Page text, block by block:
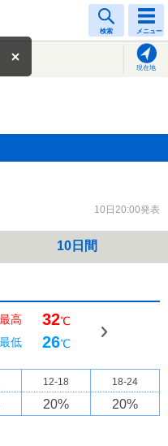
検索 メニュー
現在地
10日20:00発表
10日間
最高 32℃
最低
26℃
12-18 18-24
20% 20%